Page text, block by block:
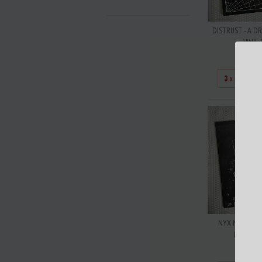
DISTRUST - A
VINIL
3 x de
NYX NEGATIV
PUNKS